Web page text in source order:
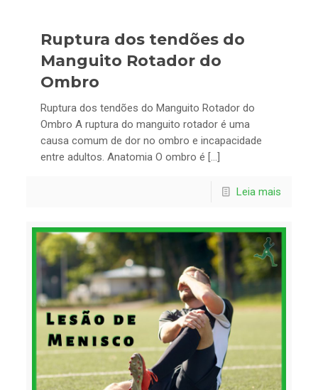
Ruptura dos tendões do
Manguito Rotador do
Ombro
Ruptura dos tendões do Manguito Rotador do
Ombro A ruptura do manguito rotador é uma
causa comum de dor no ombro e incapacidade
entre adultos. Anatomia O ombro é […]
Leia mais